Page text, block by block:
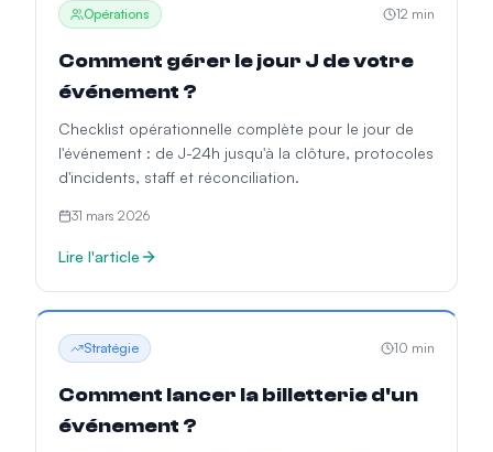
Opérations 12 min
Comment gérer le jour J de votre
événement ?
Checklist opérationnelle complète pour le jour de
l'événement : de J-24h jusqu'à la clôture, protocoles
d'incidents, staff et réconciliation.
31 mars 2026
Lire l'article
Stratégie 10 min
Comment lancer la billetterie d'un
événement ?